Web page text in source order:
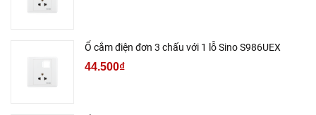
Ổ cắm điện đơn 3 chấu với 1 lỗ Sino S986UEX
44.500₫